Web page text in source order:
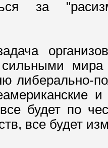
за
мира
либерально-
и
будет по
все будет